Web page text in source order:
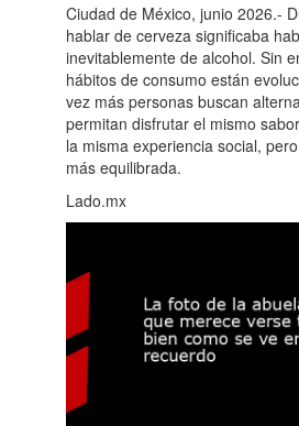
Ciudad de México, junio 2026.-
hablar de cerveza significaba
inevitablemente de alcohol. Sin
hábitos de consumo están
vez más personas buscan
permitan disfrutar el mismo
la misma experiencia social,
más equilibrada.
Lado.mx